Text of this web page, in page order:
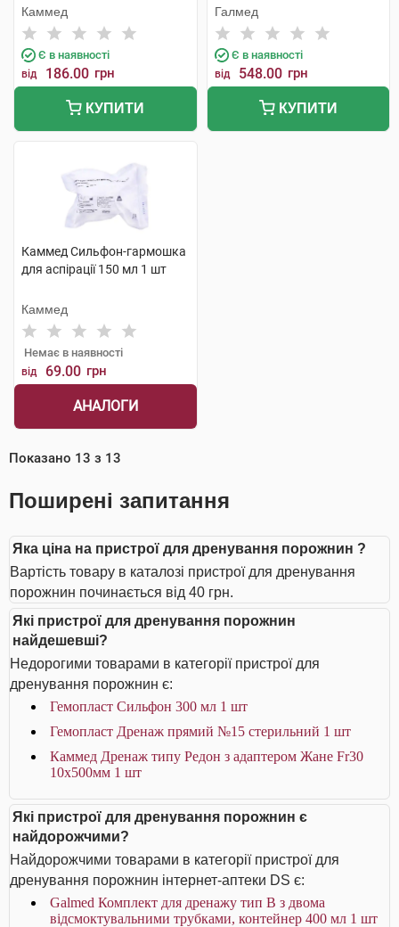
накінечника 8,0 мм/F24 1 шт
Каммед
Є в наявності
від 186.00 грн
КУПИТИ
трубками, контейнер 400 мл
1 шт
Галмед
Є в наявності
від 548.00 грн
КУПИТИ
Каммед Сильфон-гармошка
для аспірації 150 мл 1 шт
Каммед
Немає в наявності
від 69.00 грн
АНАЛОГИ
Показано 13 з 13
Поширені запитання
Яка ціна на пристрої для дренування порожнин ?
Вартість товару в каталозі пристрої для дренування
порожнин починається від 40 грн.
Які пристрої для дренування порожнин
найдешевші?
Недорогими товарами в категорії пристрої для
дренування порожнин є:
Гемопласт Сильфон 300 мл 1 шт
Гемопласт Дренаж прямий №15 стерильний 1 шт
Каммед Дренаж типу Редон з адаптером Жане Fr30
10x500мм 1 шт
Які пристрої для дренування порожнин є
найдорожчими?
Найдорожчими товарами в категорії пристрої для
дренування порожнин інтернет-аптеки DS є:
Galmed Комплект для дренажу тип В з двома
відсмоктувальними трубками, контейнер 400 мл 1 шт